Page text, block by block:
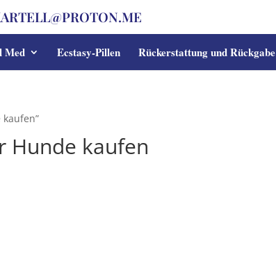
Med Ecstasy-Pillen Rückerstattung und Rückgabe
Hunde kaufen